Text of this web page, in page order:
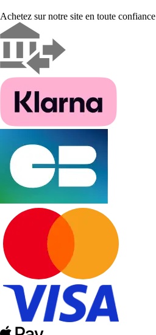
Achetez sur notre site en toute confiance